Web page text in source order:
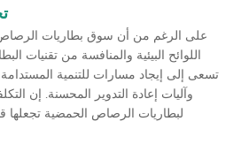
على الرغم من أن سوق بطاريات
اللوائح البيئية والمنافسة من تقنيات
تسعى إلى إيجاد مسارات للتنمية المستدامة
وآليات إعادة التدوير المحسنة. إن
لبطاريات الرصاص الحمضية